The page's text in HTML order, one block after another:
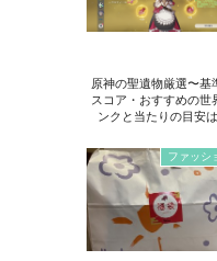
原神の聖遺物厳選〜基
スコア・おすすめの世
ンクと当たりの目安
ファッシ